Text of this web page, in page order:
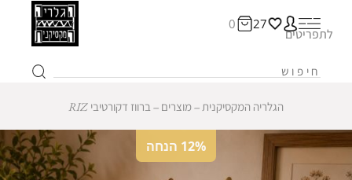
27
0
לתפריטים
הגלריה המקסיקנית ‒מוצרים ‒ ברווז דקורטיבי RIZ
12% הנחה